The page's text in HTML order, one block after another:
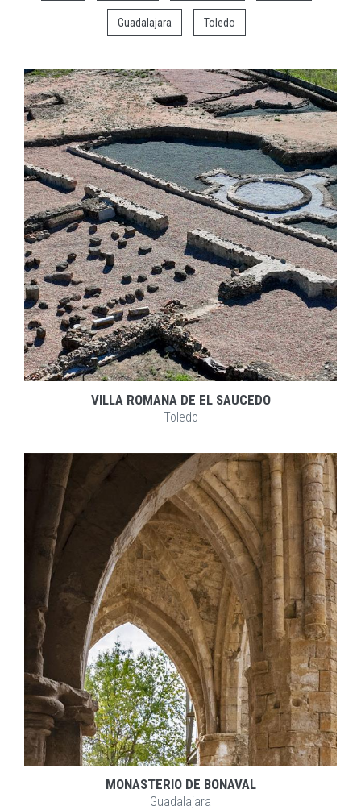
Guadalajara Toledo
EXPLORAR ZOOM
VILLA ROMANA DE EL SAUCEDO
Toledo
MONASTERIO DE BONAVAL
Guadalajara